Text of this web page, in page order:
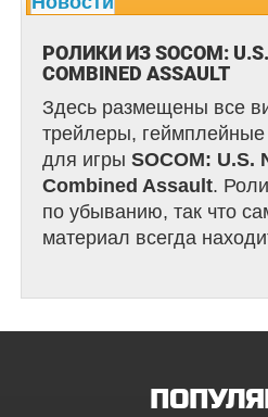
РОЛИКИ ИЗ SOCOM:
COMBINED ASSAULT
Здесь размещены все
трейлеры, геймплейные
для игры SOCOM: U.S.
Combined Assault.
по убыванию, так что
материал всегда